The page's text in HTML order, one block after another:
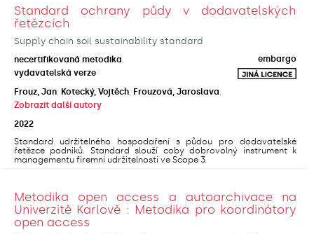
Standard ochrany půdy v dodavatelských
řetězcích
Supply chain soil sustainability standard
necertifikovaná metodika
embargo
vydavatelská verze
Frouz, Jan; Kotecký, Vojtěch; Frouzová, Jaroslava;
Zobrazit další autory
2022
Standard udržitelného hospodaření s půdou pro dodavatelské
řetězce podniků. Standard slouží coby dobrovolný instrument k
managementu firemní udržitelnosti ve Scope 3.
Metodika open access a autoarchivace na
Univerzitě Karlově : Metodika pro koordinátory
open access